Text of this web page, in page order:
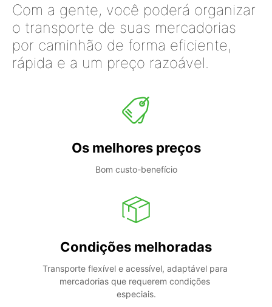
Com a gente, você poderá organizar
o transporte de suas mercadorias
por caminhão de forma eficiente,
rápida e a um preço razoável.
Os melhores preços
Bom custo-benefício
Condições melhoradas
Transporte flexível e acessível, adaptável para
mercadorias que requerem condições
especiais.